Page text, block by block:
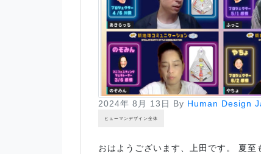
2024年 8月 13日 By Human Design
ヒューマンデザイン全体
おはようございます、上田です。 夏